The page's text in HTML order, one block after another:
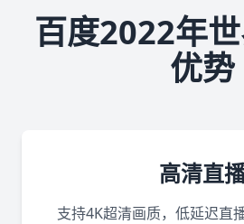
百度2022年
优势
高清直
支持4K超清画质，低延迟直